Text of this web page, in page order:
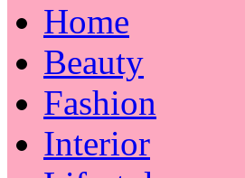
Home
Beauty
Fashion
Interior